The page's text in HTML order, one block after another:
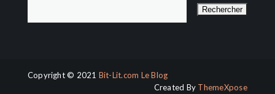
Copyright © 2021 Bit-Lit.com Le Blog
Created By ThemeXpose